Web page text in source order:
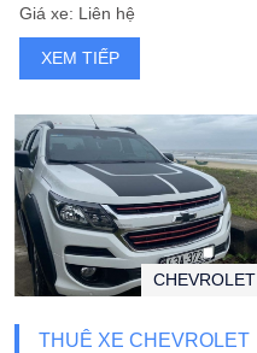
Giá xe: Liên hệ
XEM TIẾP
THUÊ XE CHEVROLET
CHEVROLET